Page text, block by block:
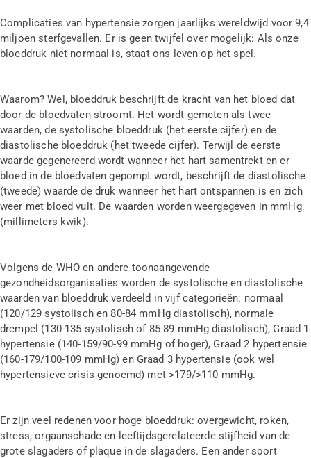
Complicaties van hypertensie zorgen jaarlijks wereldwijd voor 9,4
miljoen sterfgevallen. Er is geen twijfel over mogelijk: Als onze
bloeddruk niet normaal is, staat ons leven op het spel.
Waarom? Wel, bloeddruk beschrijft de kracht van het bloed dat
door de bloedvaten stroomt. Het wordt gemeten als twee
waarden, de systolische bloeddruk (het eerste cijfer) en de
diastolische bloeddruk (het tweede cijfer). Terwijl de eerste
waarde gegenereerd wordt wanneer het hart samentrekt en er
bloed in de bloedvaten gepompt wordt, beschrijft de diastolische
(tweede) waarde de druk wanneer het hart ontspannen is en zich
weer met bloed vult. De waarden worden weergegeven in mmHg
(millimeters kwik).
Volgens de WHO en andere toonaangevende
gezondheidsorganisaties worden de systolische en diastolische
waarden van bloeddruk verdeeld in vijf categorieën: normaal
(120/129 systolisch en 80-84 mmHg diastolisch), normale
drempel (130-135 systolisch of 85-89 mmHg diastolisch), Graad 1
hypertensie (140-159/90-99 mmHg of hoger), Graad 2 hypertensie
(160-179/100-109 mmHg) en Graad 3 hypertensie (ook wel
hypertensieve crisis genoemd) met >179/>110 mmHg.
Er zijn veel redenen voor hoge bloeddruk: overgewicht, roken,
stress, orgaanschade en leeftijdsgerelateerde stijfheid van de
grote slagaders of plaque in de slagaders. Een ander soort